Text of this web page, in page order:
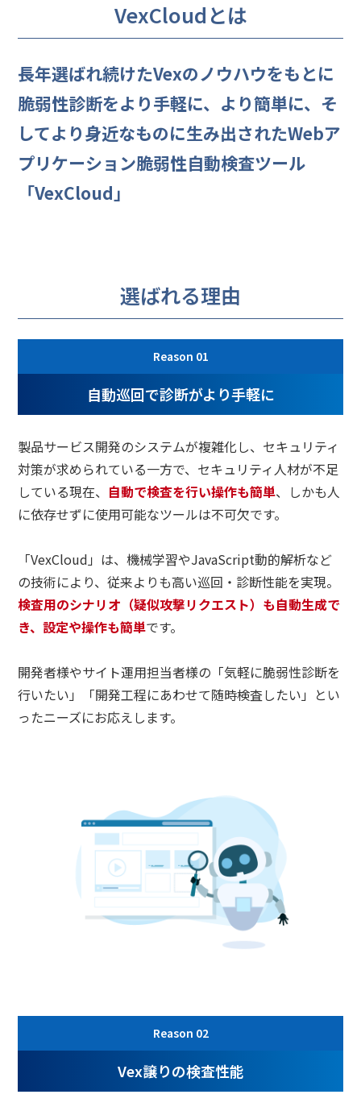
VexCloudとは
長年選ばれ続けたVexのノウハウをもとに
脆弱性診断をより手軽に、より簡単に、そ
してより身近なものに生み出されたWebア
プリケーション脆弱性自動検査ツール
「VexCloud」
選ばれる理由
Reason 01
自動巡回で診断がより手軽に
製品サービス開発のシステムが複雑化し、セキュリティ
対策が求められている一方で、セキュリティ人材が不足
している現在、 自動で検査を行い操作も簡単、しかも人
に依存せずに使用可能なツールは不可欠です。
「VexCloud」は、機械学習やJavaScript動的解析など
の技術により、従来よりも高い巡回・診断性能を実現。
検査用のシナリオ（疑似攻撃リクエスト）も自動生成で
き、設定や操作も簡単です。
開発者様やサイト運用担当者様の「気軽に脆弱性診断を
行いたい」「開発工程にあわせて随時検査したい」とい
ったニーズにお応えします。
Reason 02
Vex譲りの検査性能